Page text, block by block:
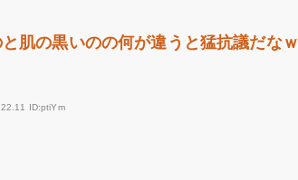
肌の黒いのの何が違うと猛抗議だなｗ
ID:ptiYm